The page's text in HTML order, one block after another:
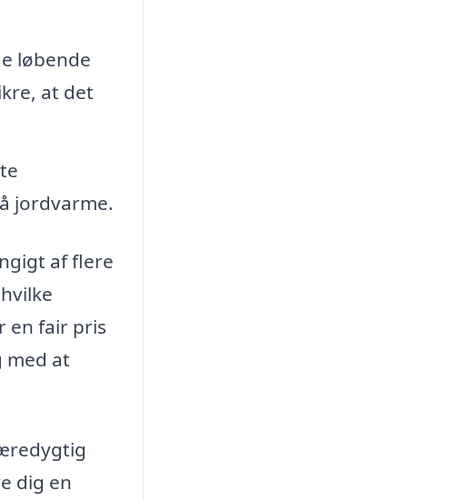
løbende
at det
jordvarme.
af flere
en fair pris
at
dig en